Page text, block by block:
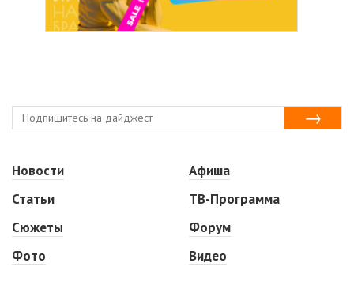
Новости
Статьи
Сюжеты
Фото
Афиша
ТВ-Программа
Форум
Видео